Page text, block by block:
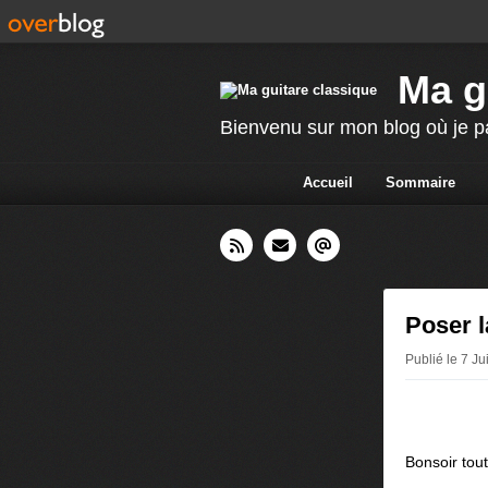
Ma
Bienvenu sur mon blog où je
Accueil Sommaire
Poser
Publié le 7
Bonsoir